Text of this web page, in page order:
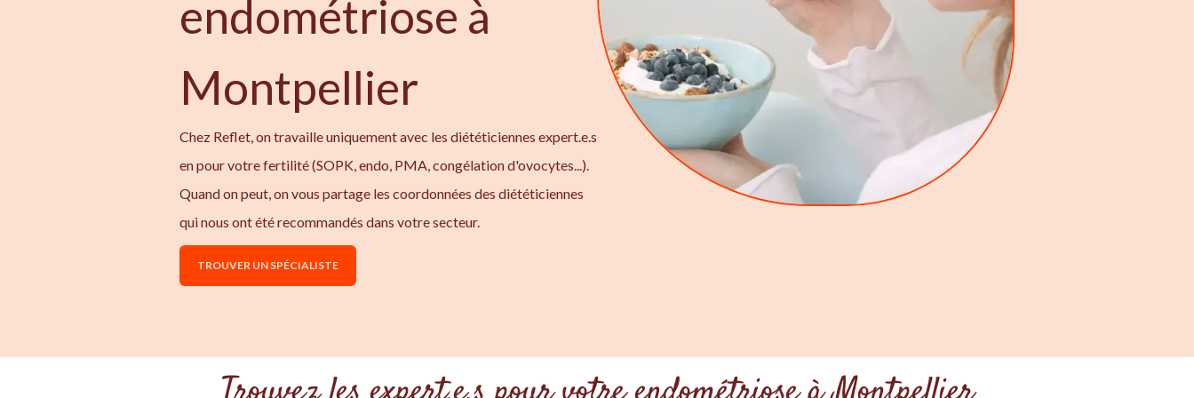
endométriose à
Montpellier
Chez Reflet, on travaille uniquement avec les diététiciennes expert.e.s
en pour votre fertilité (SOPK, endo, PMA, congélation d'ovocytes...).
Quand on peut, on vous partage les coordonnées des diététiciennes
qui nous ont été recommandés dans votre secteur.
TROUVER UN SPÉCIALISTE